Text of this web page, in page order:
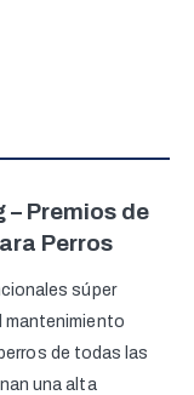
– Premios de
Perros
súper
mantenimiento
de todas las
una alta